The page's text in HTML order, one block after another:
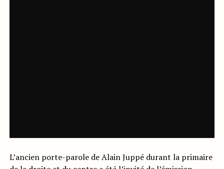
L’ancien porte-parole de Alain Juppé durant la primaire